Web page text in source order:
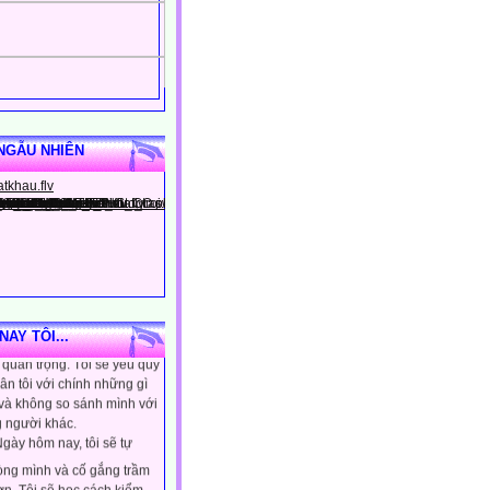
NHIÊN
TÔI...
là người đặc biệt, một
trọng. Tôi sẽ yêu quý
tôi với chính những gì
không so sánh mình với
người khác.
hôm nay, tôi sẽ tự
mình và cố gắng trầm
Tôi sẽ học cách kiểm